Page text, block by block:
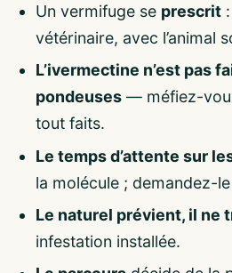
Un vermifuge se prescrit
vétérinaire, avec l’animal
L’ivermectine n’est pas
pondeuses — méfiez-
tout faits.
Le temps d’attente sur
la molécule ; demandez-
Le naturel prévient, il ne
infestation installée.